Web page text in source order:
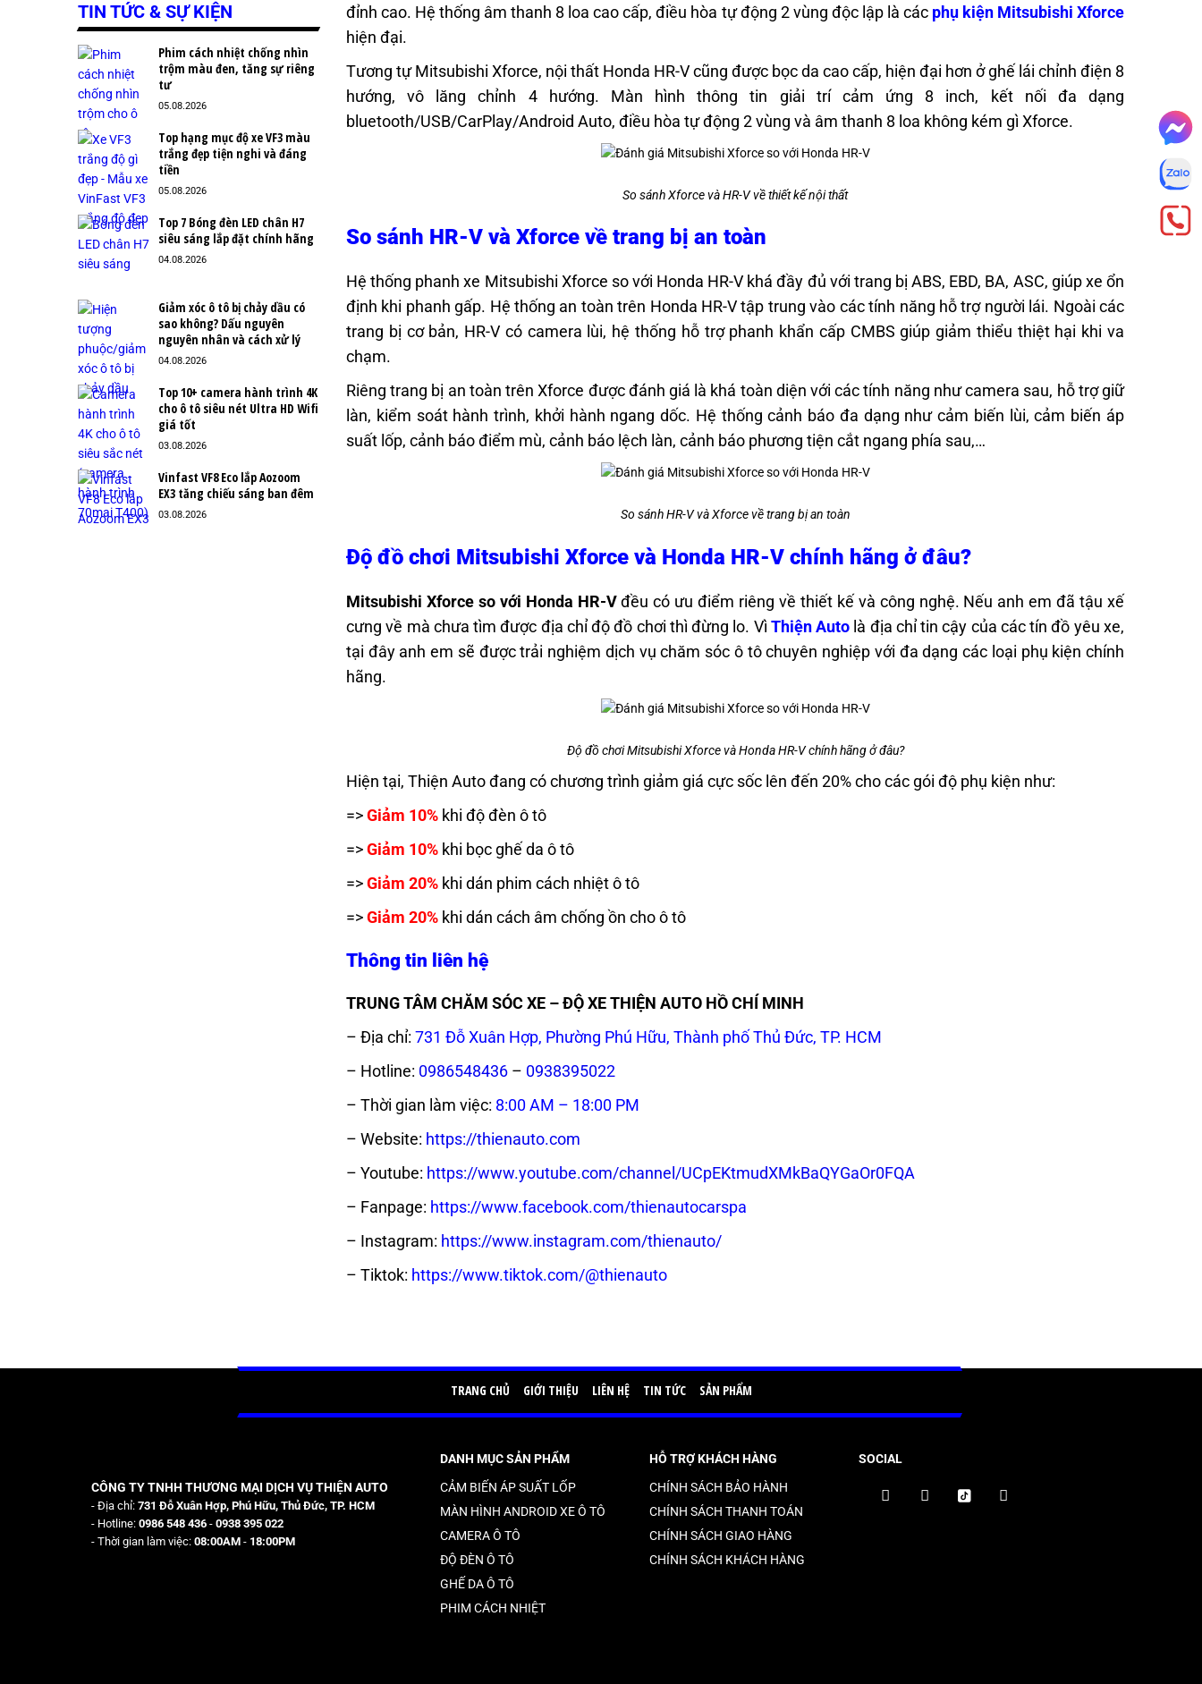
đỉnh cao. Hệ thống âm thanh 8 loa cao cấp, điều hòa tự động 2 vùng độc lập là các phụ kiện Mitsubishi Xforce
hiện đại.
Tương tự Mitsubishi Xforce, nội thất Honda HR-V cũng được bọc da cao cấp, hiện đại hơn ở ghế lái chỉnh điện 8
hướng, vô lăng chỉnh 4 hướng. Màn hình thông tin giải trí cảm ứng 8 inch, kết nối đa dạng
bluetooth/USB/CarPlay/Android Auto, điều hòa tự động 2 vùng và âm thanh 8 loa không kém gì Xforce.
So sánh Xforce và HR-V về thiết kế nội thất
So sánh HR-V và Xforce về trang bị an toàn
Hệ thống phanh xe Mitsubishi Xforce so với Honda HR-V khá đầy đủ với trang bị ABS, EBD, BA, ASC, giúp xe ổn
định khi phanh gấp. Hệ thống an toàn trên Honda HR-V tập trung vào các tính năng hỗ trợ người lái. Ngoài các
trang bị cơ bản, HR-V có camera lùi, hệ thống hỗ trợ phanh khẩn cấp CMBS giúp giảm thiểu thiệt hại khi va
chạm.
Riêng trang bị an toàn trên Xforce được đánh giá là khá toàn diện với các tính năng như camera sau, hỗ trợ giữ
làn, kiểm soát hành trình, khởi hành ngang dốc. Hệ thống cảnh báo đa dạng như cảm biến lùi, cảm biến áp
suất lốp, cảnh báo điểm mù, cảnh báo lệch làn, cảnh báo phương tiện cắt ngang phía sau,…
So sánh HR-V và Xforce về trang bị an toàn
Độ đồ chơi Mitsubishi Xforce và Honda HR-V chính hãng ở đâu?
Mitsubishi Xforce so với Honda HR-Vđều có ưu điểm riêng về thiết kế và công nghệ. Nếu anh em đã tậu xế
cưng về mà chưa tìm được địa chỉ độ đồ chơi thì đừng lo. Vì Thiện Auto là địa chỉ tin cậy của các tín đồ yêu xe,
tại đây anh em sẽ được trải nghiệm dịch vụ chăm sóc ô tô chuyên nghiệp với đa dạng các loại phụ kiện chính
hãng.
Độ đồ chơi Mitsubishi Xforce và Honda HR-V chính hãng ở đâu?
Hiện tại, Thiện Auto đang có chương trình giảm giá cực sốc lên đến 20% cho các gói độ phụ kiện như:
=>Giảm 10% khi độ đèn ô tô
=>Giảm 10% khi bọc ghế da ô tô
=>Giảm 20% khi dán phim cách nhiệt ô tô
=>Giảm 20% khi dán cách âm chống ồn cho ô tô
Thông tin liên hệ
TRUNG TÂM CHĂM SÓC XE – ĐỘ XE THIỆN AUTO HỒ CHÍ MINH
– Địa chỉ: 731 Đỗ Xuân Hợp, Phường Phú Hữu, Thành phố Thủ Đức, TP. HCM
– Hotline: 0986548436 – 0938395022
– Thời gian làm việc: 8:00 AM – 18:00 PM
– Website: https://thienauto.com
– Youtube: https://www.youtube.com/channel/UCpEKtmudXMkBaQYGaOr0FQA
– Fanpage: https://www.facebook.com/thienautocarspa
– Instagram: https://www.instagram.com/thienauto/
– Tiktok: https://www.tiktok.com/@thienauto
TIN TỨC & SỰ KIỆN
Phim cách nhiệt chống nhìn
trộm màu đen, tăng sự riêng
tư
05.08.2026
Top hạng mục độ xe VF3 màu
trắng đẹp tiện nghi và đáng
tiền
05.08.2026
Top 7 Bóng đèn LED chân H7
siêu sáng lắp đặt chính hãng
04.08.2026
Giảm xóc ô tô bị chảy dầu có
sao không? Dấu nguyên
nguyên nhân và cách xử lý
04.08.2026
Top 10+ camera hành trình 4K
cho ô tô siêu nét Ultra HD Wifi
giá tốt
03.08.2026
Vinfast VF8 Eco lắp Aozoom
EX3 tăng chiếu sáng ban đêm
03.08.2026
TRANG CHỦ GIỚI THIỆU LIÊN HỆ TIN TỨC SẢN PHẨM
CÔNG TY TNHH THƯƠNG MẠI DỊCH VỤ THIỆN AUTO
- Địa chỉ: 731 Đỗ Xuân Hợp, Phú Hữu, Thủ Đức, TP. HCM
- Hotline: 0986 548 436 - 0938 395 022
- Thời gian làm việc: 08:00AM - 18:00PM
DANH MỤC SẢN PHẨM
CẢM BIẾN ÁP SUẤT LỐP
MÀN HÌNH ANDROID XE Ô TÔ
CAMERA Ô TÔ
ĐỘ ĐÈN Ô TÔ
GHẾ DA Ô TÔ
PHIM CÁCH NHIỆT
HỖ TRỢ KHÁCH HÀNG
CHÍNH SÁCH BẢO HÀNH
CHÍNH SÁCH THANH TOÁN
CHÍNH SÁCH GIAO HÀNG
CHÍNH SÁCH KHÁCH HÀNG
SOCIAL